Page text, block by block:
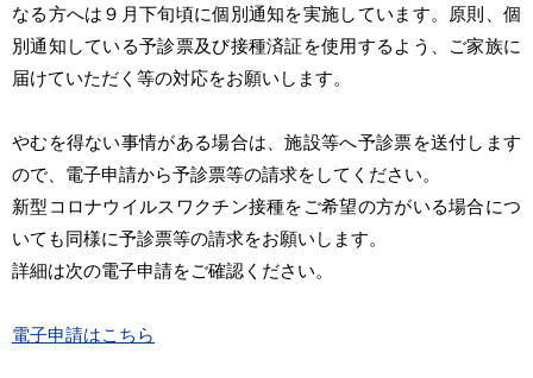
なる方へは９月下旬頃に個別通知を実施しています。原則、個
別通知している予診票及び接種済証を使用するよう、ご家族に
届けていただく等の対応をお願いします。
やむを得ない事情がある場合は、施設等へ予診票を送付します
ので、電子申請から予診票等の請求をしてください。
新型コロナウイルスワクチン接種をご希望の方がいる場合につ
いても同様に予診票等の請求をお願いします。
詳細は次の電子申請をご確認ください。
電子申請はこちら